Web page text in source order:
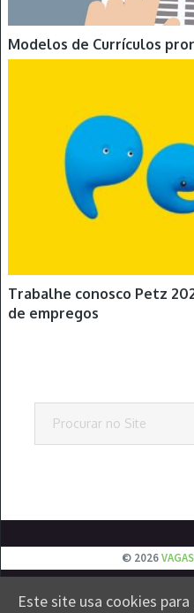
Modelos de Currículos
Trabalhe conosco Petz
de empregos
© 2026
EMPREGOS JOVEM APRENDIZ
Este site usa cookies